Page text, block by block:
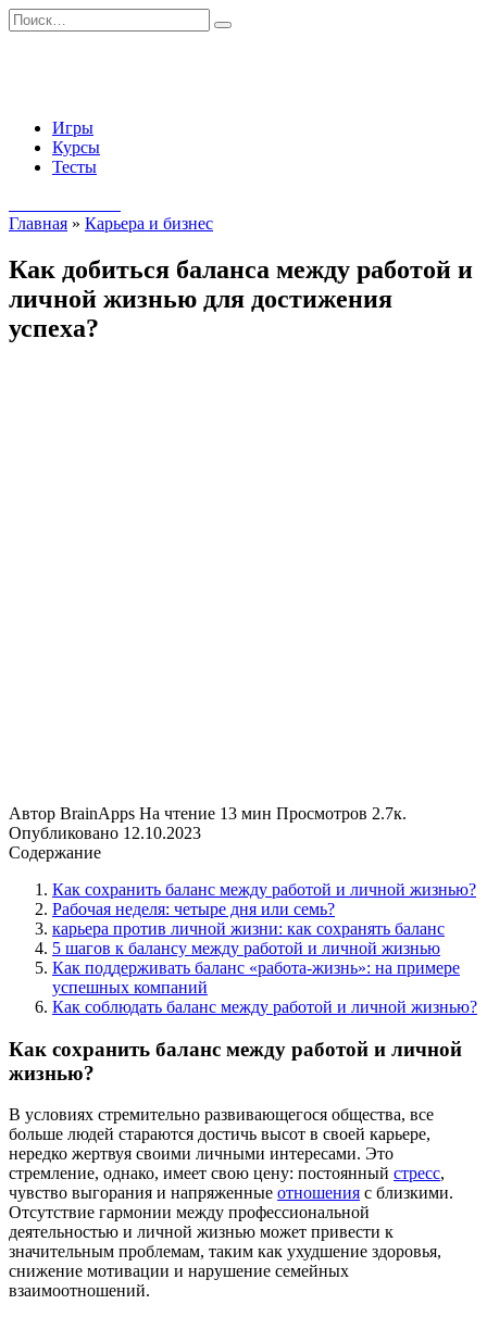
Перейти
к
Search
for:
Игры
Курсы
Тесты
Главная » Карьера и бизнес
Как добиться баланса между работой и
личной жизнью для достижения
успеха?
Автор BrainApps На чтение 13 мин Просмотров 2.7к.
Опубликовано 12.10.2023
Содержание
Как сохранить баланс между работой и личной жизнью?
Рабочая неделя: четыре дня или семь?
карьера против личной жизни: как сохранять баланс
5 шагов к балансу между работой и личной жизнью
Как поддерживать баланс «работа-жизнь»: на примере
успешных компаний
Как соблюдать баланс между работой и личной жизнью?
Как сохранить баланс между работой и личной
жизнью?
В условиях стремительно развивающегося общества, все
больше людей стараются достичь высот в своей карьере,
нередко жертвуя своими личными интересами. Это
стремление, однако, имеет свою цену: постоянный стресс,
чувство выгорания и напряженные отношения с близкими.
Отсутствие гармонии между профессиональной
деятельностью и личной жизнью может привести к
значительным проблемам, таким как ухудшение здоровья,
снижение мотивации и нарушение семейных
взаимоотношений.